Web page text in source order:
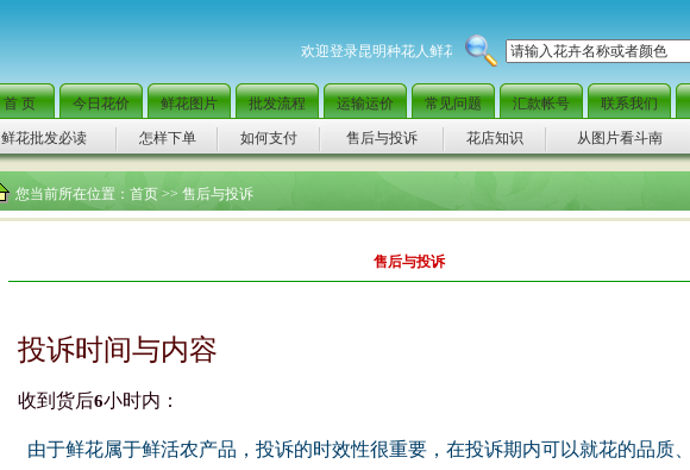
欢迎登录昆明种花人鲜花批发网，全国范围快捷配送，当日可达
首 页 今日花价 鲜花图片 批发流程 运输运价 常见问题 汇款帐号 联系我们
鲜花批发必读 怎样下单 如何支付 售后与投诉 花店知识 从图片看斗南
您当前所在位置： 首页 >> 售后与投诉
售后与投诉
投诉时间与内容
收到货后6小时内：
由于鲜花属于鲜活农产品，投诉的时效性很重要，在投诉期内可以就花的品质